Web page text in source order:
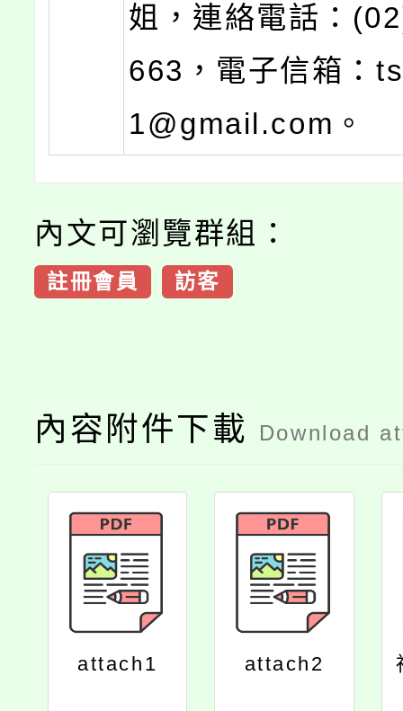
姐，連絡電話：
663，電子信箱：
1@gmail.com。
內文可瀏覽群組：
註冊會員 訪客
內容附件下載 Download
attach1 attach2